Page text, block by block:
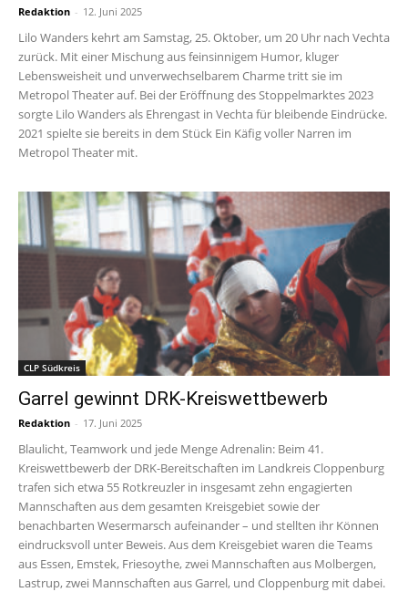
Redaktion - 12. Juni 2025
Lilo Wanders kehrt am Samstag, 25. Oktober, um 20 Uhr nach Vechta
zurück. Mit einer Mischung aus feinsinnigem Humor, kluger
Lebensweisheit und unverwechselbarem Charme tritt sie im
Metropol Theater auf. Bei der Eröffnung des Stoppelmarktes 2023
sorgte Lilo Wanders als Ehrengast in Vechta für bleibende Eindrücke.
2021 spielte sie bereits in dem Stück Ein Käfig voller Narren im
Metropol Theater mit.
CLP Südkreis
Garrel gewinnt DRK-Kreiswettbewerb
Redaktion - 17. Juni 2025
Blaulicht, Teamwork und jede Menge Adrenalin: Beim 41.
Kreiswettbewerb der DRK-Bereitschaften im Landkreis Cloppenburg
trafen sich etwa 55 Rotkreuzler in insgesamt zehn engagierten
Mannschaften aus dem gesamten Kreisgebiet sowie der
benachbarten Wesermarsch aufeinander – und stellten ihr Können
eindrucksvoll unter Beweis. Aus dem Kreisgebiet waren die Teams
aus Essen, Emstek, Friesoythe, zwei Mannschaften aus Molbergen,
Lastrup, zwei Mannschaften aus Garrel, und Cloppenburg mit dabei.